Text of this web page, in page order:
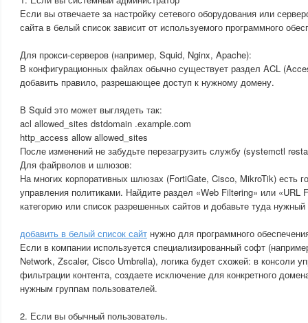
Если вы отвечаете за настройку сетевого оборудования или
сайта в белый список зависит от используемого программного
Для прокси-серверов (например, Squid, Nginx, Apache):
В конфигурационных файлах обычно существует раздел ACL
добавить правило, разрешающее доступ к нужному домену.
В Squid это может выглядеть так:
acl allowed_sites dstdomain .example.com
http_access allow allowed_sites
После изменений не забудьте перезагрузить службу (systemctl
Для файрволов и шлюзов:
На многих корпоративных шлюзах (FortiGate, Cisco, MikroTik) есть
управления политиками. Найдите раздел «Web Filtering» или «URL
категорию или список разрешенных сайтов и добавьте туда нужный
добавить в белый список сайт нужно для программного
Если в компании используется специализированный софт
Network, Zscaler, Cisco Umbrella), логика будет схожей: в консоли
фильтрации контента, создаете исключение для конкретного
нужным группам пользователей.
2. Если вы обычный пользователь.